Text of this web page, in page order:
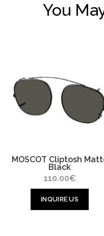
You
MOSCOT Cliptosh
Black
110.00€
INQUIRE US